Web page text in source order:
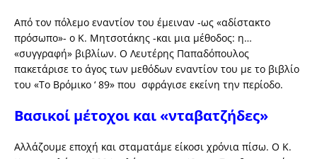
Από τον πόλεμο εναντίον του έμειναν -ως «αδίστακτο
πρόσωπο»- ο Κ. Μητσοτάκης -και μια μέθοδος: η…
«συγγραφή» βιβλίων. Ο Λευτέρης Παπαδόπουλος
πακετάρισε το άγος των μεθόδων εναντίον του με το βιβλίο
του «Το Βρόμικο ‘ 89» που σφράγισε εκείνη την περίοδο.
Βασικοί μέτοχοι και «νταβατζήδες»
Αλλάζουμε εποχή και σταματάμε είκοσι χρόνια πίσω. Ο Κ.